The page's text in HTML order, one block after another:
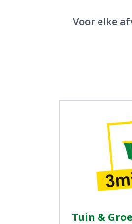
Voor elke
View Tuin &
Tuin &